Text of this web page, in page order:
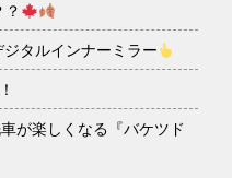
ジタルインナーミラー
が楽しくなる『バケツド